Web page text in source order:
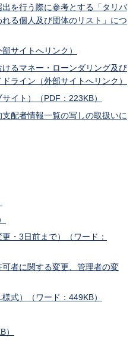
を行う際に参考とする「タリバ
る個人及び団体のリスト」につ
サイトへリンク）
るマネー・ローンダリング及び
ライン（外部サイトへリンク）
イト）（PDF：223KB）
配者情報一覧の写しの取扱いに
・3日前まで）（ワード：
者に関する変更、管理者の変
式）（ワード：449KB）